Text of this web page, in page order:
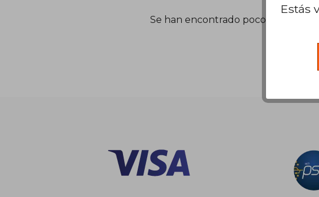
dcto.
$ 213.438
$ 117.391
Se han encontrado pocos libros.
Estás